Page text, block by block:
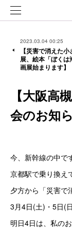
2023.03.04 00:25
【災害で消えた
展、絵本「ぼく
画展始まります】
【大阪高
会のお知ら
今、新幹線の中で
京都駅で乗り換え
夕方から「災害で
3月4日(土)・5日(
明日4日は、私の